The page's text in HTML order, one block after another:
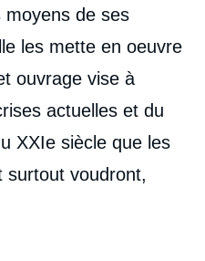
moyens de ses
les mette en oeuvre
ouvrage vise à
actuelles et du
XXIe siècle que les
surtout voudront,